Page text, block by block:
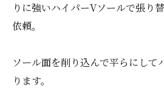
りに強いハイパーVソールで張り
依頼。
ソール面を削り込んで平らにして
ります。